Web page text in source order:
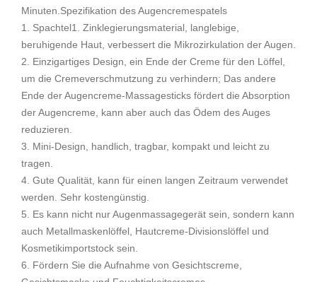
Minuten.Spezifikation des Augencremespatels
1. Spachtel1. Zinklegierungsmaterial, langlebige,
beruhigende Haut, verbessert die Mikrozirkulation der Augen.
2. Einzigartiges Design, ein Ende der Creme für den Löffel,
um die Cremeverschmutzung zu verhindern; Das andere
Ende der Augencreme-Massagesticks fördert die Absorption
der Augencreme, kann aber auch das Ödem des Auges
reduzieren.
3. Mini-Design, handlich, tragbar, kompakt und leicht zu
tragen.
4. Gute Qualität, kann für einen langen Zeitraum verwendet
werden. Sehr kostengünstig.
5. Es kann nicht nur Augenmassagegerät sein, sondern kann
auch Metallmaskenlöffel, Hautcreme-Divisionslöffel und
Kosmetikimportstock sein.
6. Fördern Sie die Aufnahme von Gesichtscreme,